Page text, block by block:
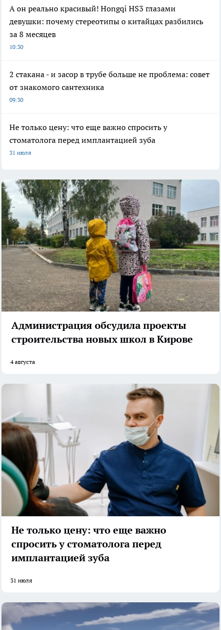
А он реально красивый! Hongqi HS3 глазами
девушки: почему стереотипы о китайцах разбились
за 8 месяцев
10:30
2 стакана - и засор в трубе больше не проблема: совет
от знакомого сантехника
09:30
Не только цену: что еще важно спросить у
стоматолога перед имплантацией зуба
31 июля
Администрация обсудила проекты
строительства новых школ в Кирове
4 августа
Не только цену: что еще важно
спросить у стоматолога перед
имплантацией зуба
31 июля